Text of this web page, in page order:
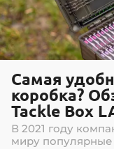
Самая
коробка?
Tackle Box
В 2021 году
миру популярные